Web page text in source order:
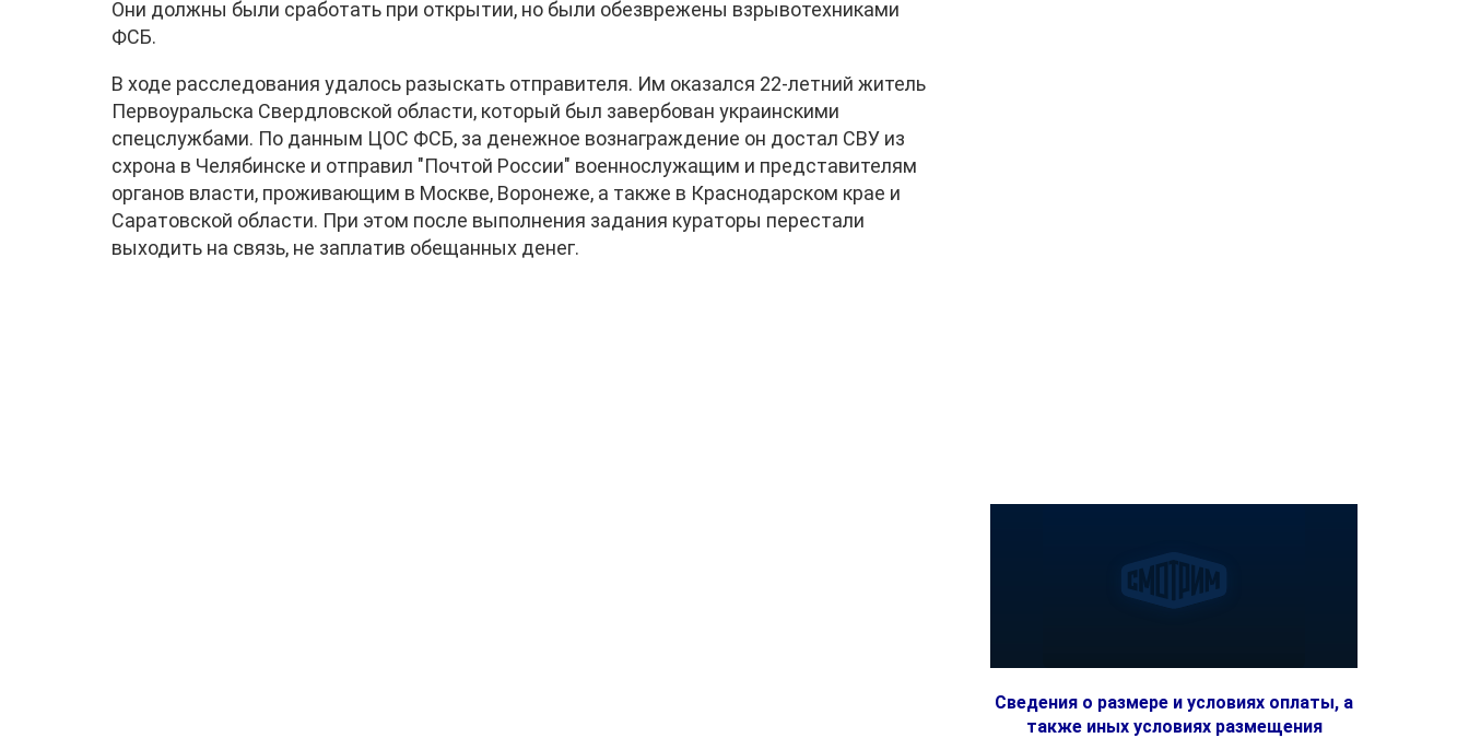
Они должны были сработать при открытии, но были обезврежены взрывотехниками
ФСБ.
В ходе расследования удалось разыскать отправителя. Им оказался 22-летний житель
Первоуральска Свердловской области, который был завербован украинскими
спецслужбами. По данным ЦОС ФСБ, за денежное вознаграждение он достал СВУ из
схрона в Челябинске и отправил "Почтой России" военнослужащим и представителям
органов власти, проживающим в Москве, Воронеже, а также в Краснодарском крае и
Саратовской области. При этом после выполнения задания кураторы перестали
выходить на связь, не заплатив обещанных денег.
Сведения о размере и условиях оплаты, а
также иных условиях размещения